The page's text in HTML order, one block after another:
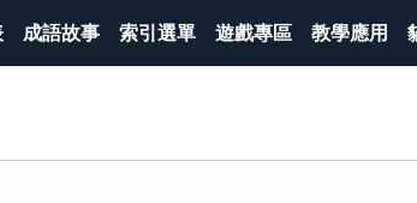
成語故事 索引選單 遊戲專區 教學應用